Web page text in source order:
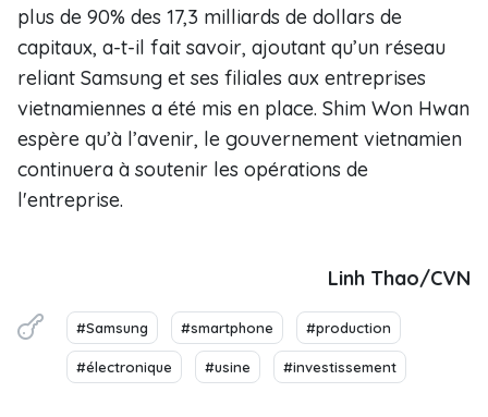
plus de 90% des 17,3 milliards de dollars de
capitaux, a-t-il fait savoir, ajoutant qu’un réseau
reliant Samsung et ses filiales aux entreprises
vietnamiennes a été mis en place. Shim Won Hwan
espère qu’à l’avenir, le gouvernement vietnamien
continuera à soutenir les opérations de
l'entreprise.
Linh Thao/CVN
#Samsung #smartphone #production
#électronique #usine #investissement